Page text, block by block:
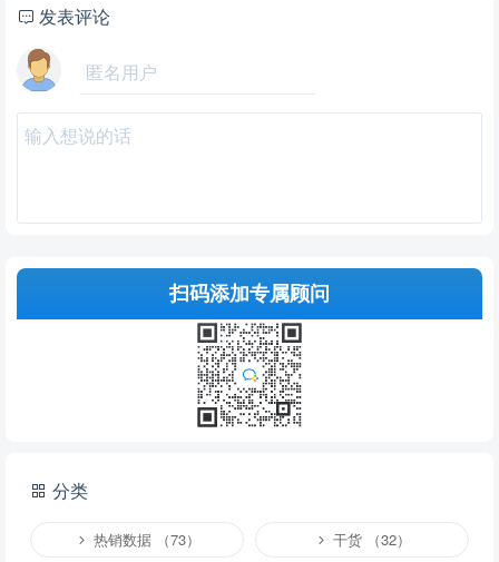
发表评论
说明：请文明发言，共建和谐网络，您的个人信息不会被公开显示。
扫码添加专属顾问
分类
热销数据 （73） 干货 （32）